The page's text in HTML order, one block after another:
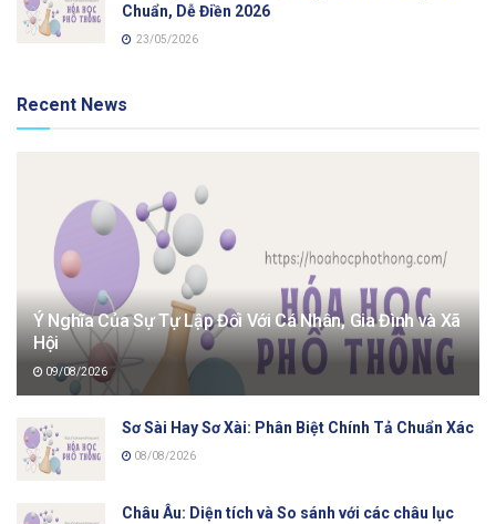
Chuẩn, Dễ Điền 2026
23/05/2026
Recent News
Ý Nghĩa Của Sự Tự Lập Đối Với Cá Nhân, Gia Đình và Xã
Hội
09/08/2026
Sơ Sài Hay Sơ Xài: Phân Biệt Chính Tả Chuẩn Xác
08/08/2026
Châu Âu: Diện tích và So sánh với các châu lục